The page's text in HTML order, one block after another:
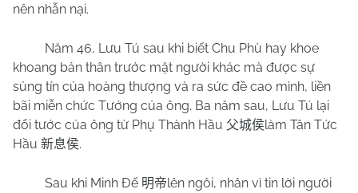
nên nhẫn nại.
Năm 46, Lưu Tú sau khi biết Chu Phù hay khoe
khoang bản thân trước mặt người khác mà được sự
sủng tín của hoàng thượng và ra sức đề cao mình, liền
bãi miễn chức Tướng của ông. Ba năm sau, Lưu Tú lại
đổi tước của ông từ Phụ Thành Hầu 父城侯làm Tân Tức
Hầu 新息侯.
Sau khi Minh Đế 明帝lên ngôi, nhân vì tin lời người